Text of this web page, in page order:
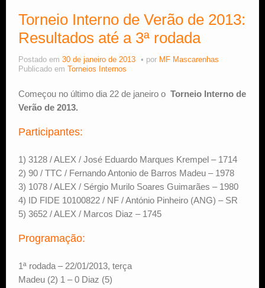
Fique Sócio
Quem Somos?
Calendário
Torneio Interno de Verão de 2013:
Resultados até a 3ª rodada
Postado em 30 de janeiro de 2013 por MF Mascarenhas
Publicado em
Torneios Internos
Começou no último dia 22 de janeiro o Torneio Interno de
Verão de 2013.
Participantes:
1) 3128 / ALEX / José Eduardo Marques Krempel – 1714
2) 90 / TTC / Fernando Antonio de Barros Madeu – 1978
3) 1078 / ALEX / Sérgio Murilo Soares Guimarães – 1980
4) ID FIDE 10100822 / NF / António Pinheiro (ANG) – SR
5) 3652 / ALEX / Marcos Diaz – 1745
Programação:
1ª rodada – 22/01/2013, terça
Madeu (2) 1 – 0 Diaz (5)